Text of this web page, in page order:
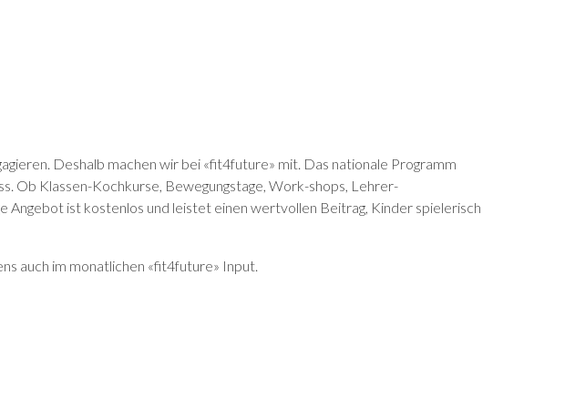
Deshalb machen wir bei «fit4future» mit. Das nationale Programm
Ob Klassen-Kochkurse, Bewegungstage, Work-shops, Lehrer-
ist kostenlos und leistet einen wertvollen Beitrag, Kinder spielerisch
auch im monatlichen «fit4future» Input.